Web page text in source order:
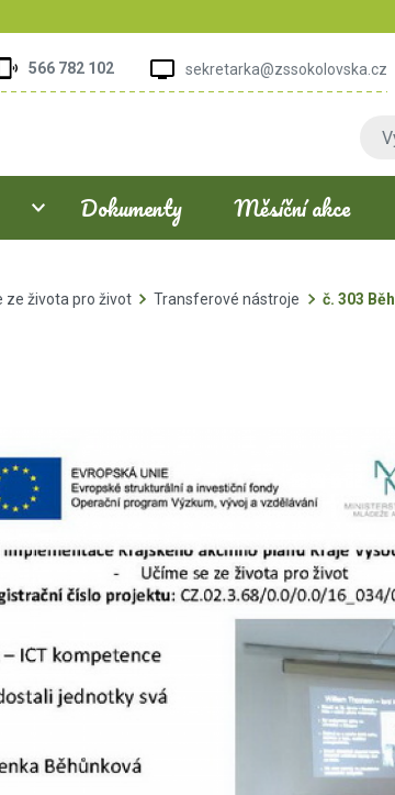
566 782 102 sekretarka@zssokolovska.cz
Dokumenty Měsíční akce
ze života pro život Transferové nástroje č. 303 Běh